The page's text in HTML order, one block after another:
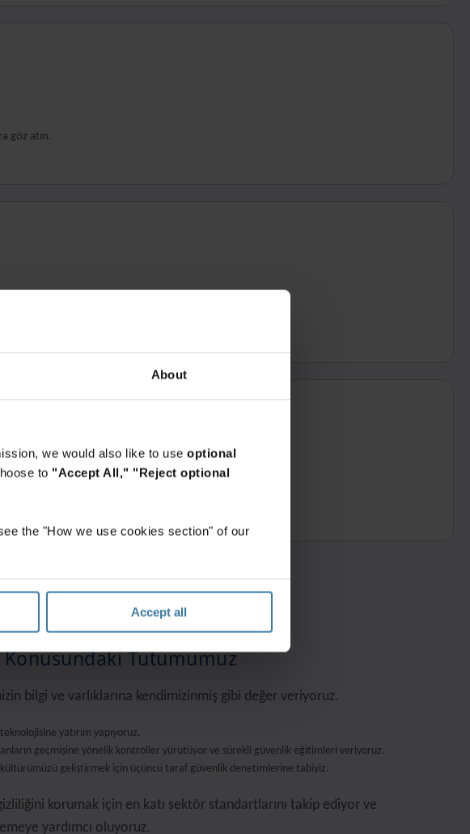
About
we would also like to use optional
to "Accept All," "Reject optional
the "How we use cookies section" of our
Accept all
göz atın.
edin
Tutumumuz
bilgi ve varlıklarına kendimizinmiş gibi değer veriyoruz.
yatırım yapıyoruz.
geçmişine yönelik kontroller yürütüyor ve sürekli güvenlik eğitimleri veriyoruz.
geliştirmek için üçüncü taraf güvenlik denetimlerine tabiyiz.
korumak için en katı sektör standartlarını takip ediyor ve
yardımcı oluyoruz.